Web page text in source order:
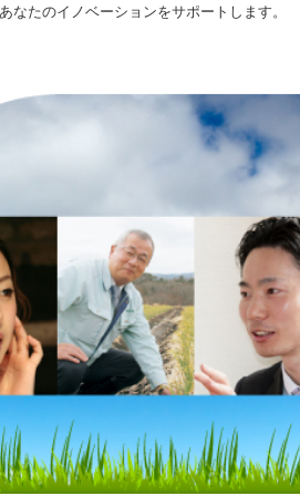
たのイノベーションをサポートします。